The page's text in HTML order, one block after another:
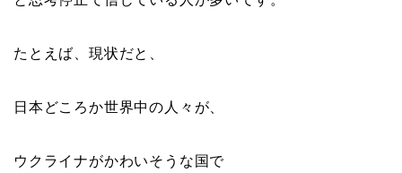
たとえば、現状だと、
日本どころか世界中の人々が、
ウクライナがかわいそうな国で